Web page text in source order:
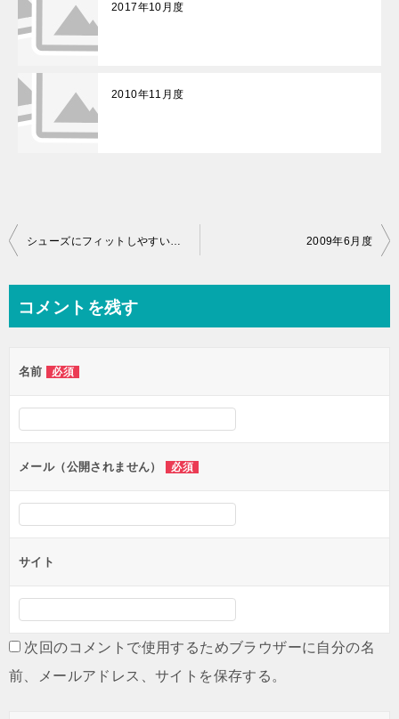
2017年10月度
2010年11月度
投
ビ
ー
シ
ン
シューズにフィットしやすい専用の形状。コンパクトなので出張にも最適 2009年6月度
コメントを残す
名前 必須
メール（公開されません） 必須
サイト
次回のコメントで使用するためブラウザーに自分の名
前、メールアドレス、サイトを保存する。